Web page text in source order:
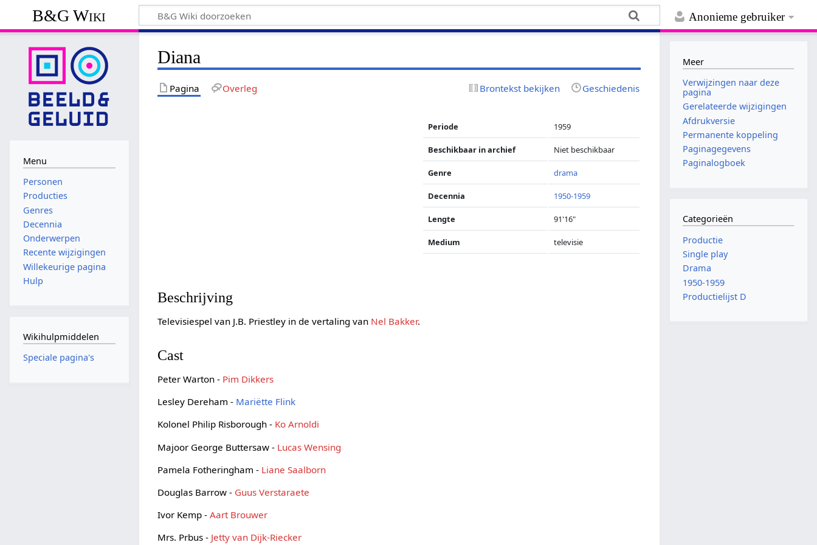
Anonieme gebruiker
B&G Wiki
Diana
Pagina Overleg Brontekst bekijken Geschiedenis
Periode 1959
Beschikbaar in archief Niet beschikbaar
Genre drama
Decennia 1950-1959
Lengte 91'16"
Medium televisie
Beschrijving
Televisiespel van J.B. Priestley in de vertaling van Nel Bakker.
Cast
Peter Warton - Pim Dikkers
Lesley Dereham - Mariëtte Flink
Kolonel Philip Risborough - Ko Arnoldi
Majoor George Buttersaw - Lucas Wensing
Pamela Fotheringham - Liane Saalborn
Douglas Barrow - Guus Verstaraete
Ivor Kemp -Aart Brouwer
Mrs. Prbus - Jetty van Dijk-Riecker
Menu
Personen
Producties
Genres
Decennia
Onderwerpen
Recente wijzigingen
Willekeurige pagina
Hulp
Wikihulpmiddelen
Speciale pagina's
Meer
Verwijzingen naar deze
pagina
Gerelateerde wijzigingen
Afdrukversie
Permanente koppeling
Paginagegevens
Paginalogboek
Categorieën
Productie
Single play
Drama
1950-1959
Productielijst D